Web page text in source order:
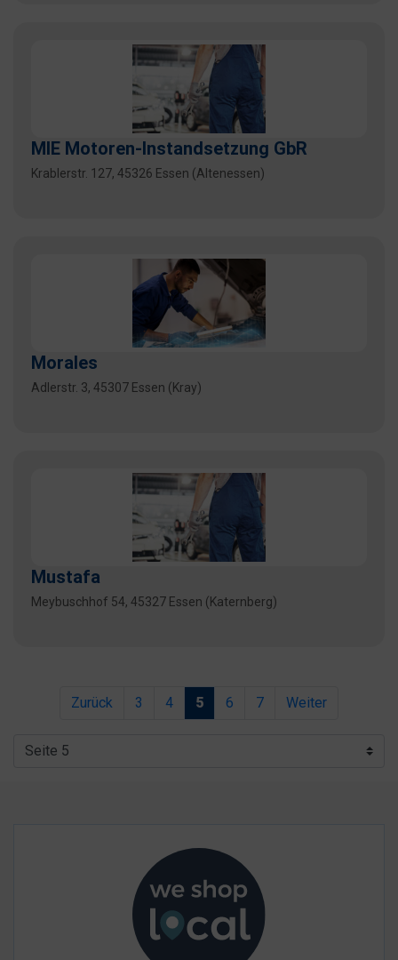
MIE Motoren-Instandsetzung GbR
Krablerstr. 127, 45326 Essen (Altenessen)
Morales
Adlerstr. 3, 45307 Essen (Kray)
Mustafa
Meybuschhof 54, 45327 Essen (Katernberg)
Zurück 3 4 5 6 7 Weiter